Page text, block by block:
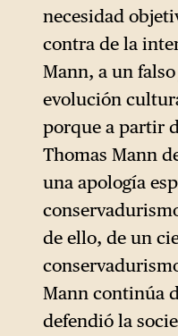
necesidad
contra de la
Mann, a un
evolución
porque a partir
Thomas Mann
una apología
de ello, de un
Mann continúa
defendió la